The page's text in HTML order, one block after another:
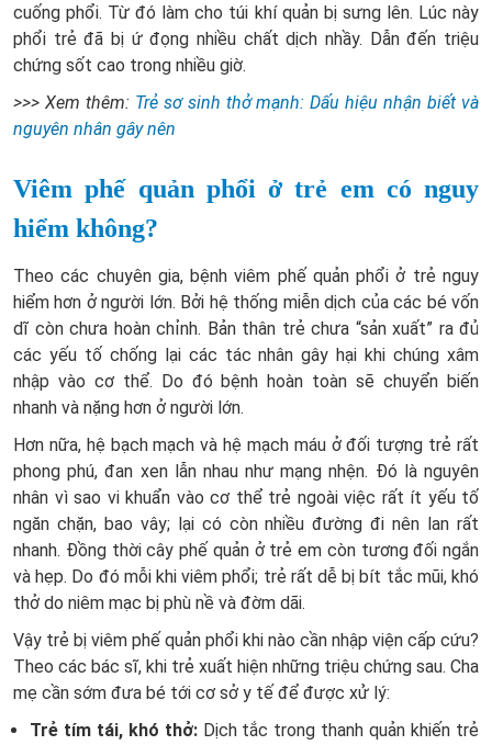
cuống phổi. Từ đó làm cho túi khí quản bị sưng lên. Lúc này
phổi trẻ đã bị ứ đọng nhiều chất dịch nhầy. Dẫn đến triệu
chứng sốt cao trong nhiều giờ.
>>> Xem thêm: Trẻ sơ sinh thở mạnh: Dấu hiệu nhận biết và
nguyên nhân gây nên
Viêm phế quản phổi ở trẻ em có nguy
hiểm không?
Theo các chuyên gia, bệnh viêm phế quản phổi ở trẻ nguy
hiểm hơn ở người lớn. Bởi hệ thống miễn dịch của các bé vốn
dĩ còn chưa hoàn chỉnh. Bản thân trẻ chưa “sản xuất” ra đủ
các yếu tố chống lại các tác nhân gây hại khi chúng xâm
nhập vào cơ thể. Do đó bệnh hoàn toàn sẽ chuyển biến
nhanh và nặng hơn ở người lớn.
Hơn nữa, hệ bạch mạch và hệ mạch máu ở đối tượng trẻ rất
phong phú, đan xen lẫn nhau như mạng nhện. Đó là nguyên
nhân vì sao vi khuẩn vào cơ thể trẻ ngoài việc rất ít yếu tố
ngăn chặn, bao vây; lại có còn nhiều đường đi nên lan rất
nhanh. Đồng thời cây phế quản ở trẻ em còn tương đối ngắn
và hẹp. Do đó mỗi khi viêm phổi; trẻ rất dễ bị bít tắc mũi, khó
thở do niêm mạc bị phù nề và đờm dãi.
Vậy trẻ bị viêm phế quản phổi khi nào cần nhập viện cấp cứu?
Theo các bác sĩ, khi trẻ xuất hiện những triệu chứng sau. Cha
mẹ cần sớm đưa bé tới cơ sở y tế để được xử lý:
Trẻ tím tái, khó thở:Dịch tắc trong thanh quản khiến trẻ